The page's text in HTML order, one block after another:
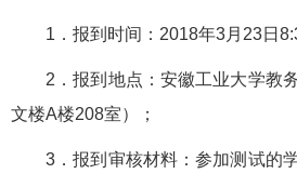
1．报到时间：2018年3月23日
2．报到地点：安徽工业大学教
文楼A楼208室）；
3．报到审核材料：参加测试的